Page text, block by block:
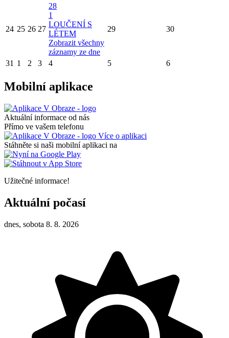
24 25 26 27
28
1
LOUČENÍ S
LÉTEM
Zobrazit všechny
záznamy ze dne
29 30
31 1 2 3 4 5 6
Mobilní aplikace
Aktuální informace od nás
Přímo ve vašem telefonu
Více o aplikaci
Stáhněte si naši mobilní aplikaci na
Užitečné informace!
Aktuální počasí
dnes, sobota 8. 8. 2026